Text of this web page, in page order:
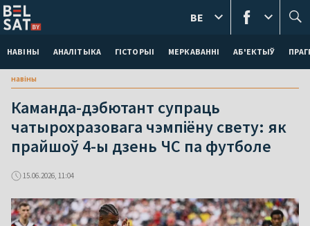
НАВІНЫ АНАЛІТЫКА ГІСТОРЫІ МЕРКАВАННI АБ'ЕКТЫЎ
BE
навіны
Каманда-дэбютант супраць
чатырохразовага чэмпіёну свету: як
прайшоў 4-ы дзень ЧС па футболе
15.06.2026, 11:04